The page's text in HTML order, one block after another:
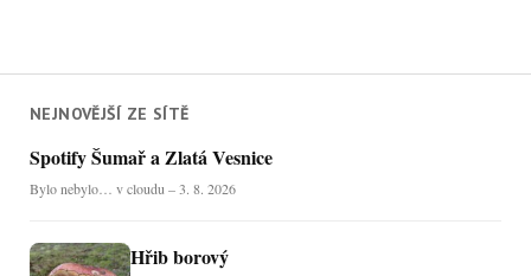
NEJNOVĚJŠÍ ZE SÍTĚ
Spotify Šumař a Zlatá Vesnice
Bylo nebylo… v cloudu – 3. 8. 2026
Hřib borový